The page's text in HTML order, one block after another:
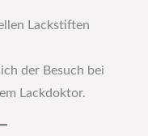
Lackstiften
der Besuch bei
Lackdoktor.